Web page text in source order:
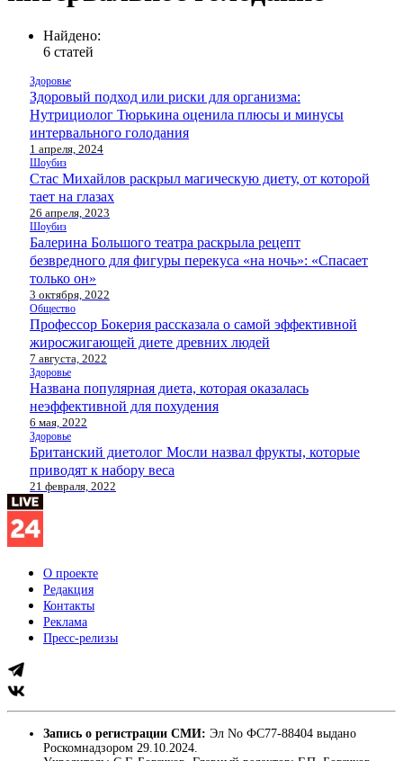
Найдено:
6 статей
Здоровье
Здоровый подход или риски для организма:
Нутрициолог Тюрькина оценила плюсы и минусы
интервального голодания
1 апреля, 2024
Шоубиз
Стас Михайлов раскрыл магическую диету, от которой
тает на глазах
26 апреля, 2023
Шоубиз
Балерина Большого театра раскрыла рецепт
безвредного для фигуры перекуса «на ночь»: «Спасает
только он»
3 октября, 2022
Общество
Профессор Бокерия рассказала о самой эффективной
жиросжигающей диете древних людей
7 августа, 2022
Здоровье
Названа популярная диета, которая оказалась
неэффективной для похудения
6 мая, 2022
Здоровье
Британский диетолог Мосли назвал фрукты, которые
приводят к набору веса
21 февраля, 2022
О проекте
Редакция
Контакты
Реклама
Пресс-релизы
Запись о регистрации СМИ: Эл No ФС77-88404 выдано
Роскомнадзором 29.10.2024.